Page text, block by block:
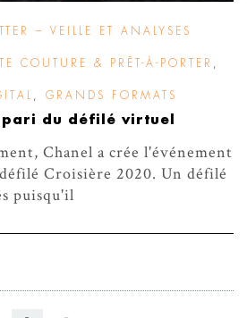
– VEILLE ET ANALYSES
COUTURE & PRÊT-À-PORTER
GRANDS FORMATS
pari du défilé virtuel
Chanel a crée l'événement
Croisière 2020. Un défilé
puisqu'il